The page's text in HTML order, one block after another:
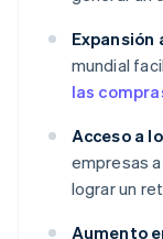
Expansión
mundial
las
Acceso a
empresas
lograr un
Aumento